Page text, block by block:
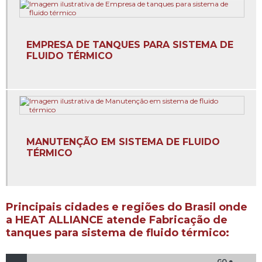
Empresa de comissionamento de sistema de fluido
Empresa especializada em sistema de fluido térmico
Empresa de instalação de caldeiras
Empresa de instalação de caldeiras em sumaré
Empresa de isolamento térmico para sistema de fluidos
Empresa de painel elétrico para sistema de fluido térmico
tubulação
EMPRESA DE TANQUES PARA SISTEMA DE
FLUIDO TÉRMICO
MANUTENÇÃO EM SISTEMA DE FLUIDO
TÉRMICO
Principais cidades e regiões do Brasil onde
a HEAT ALLIANCE atende Fabricação de
tanques para sistema de fluido térmico: